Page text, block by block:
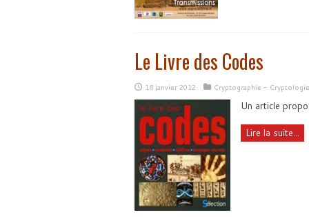
Le Livre des Codes
18 janvier 2012 Cryptographie - Cryptologie
Un article
Lire la suite...